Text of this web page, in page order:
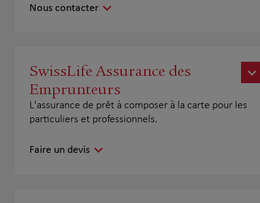
Nous contacter
SwissLife Assurance des
Emprunteurs
L'assurance de prêt à composer à la carte pour les
particuliers et professionnels.
Faire un devis